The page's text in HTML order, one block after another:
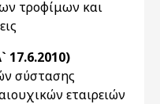
τροφίμων και
17.6.2010)
σύστασης
εταιρειών